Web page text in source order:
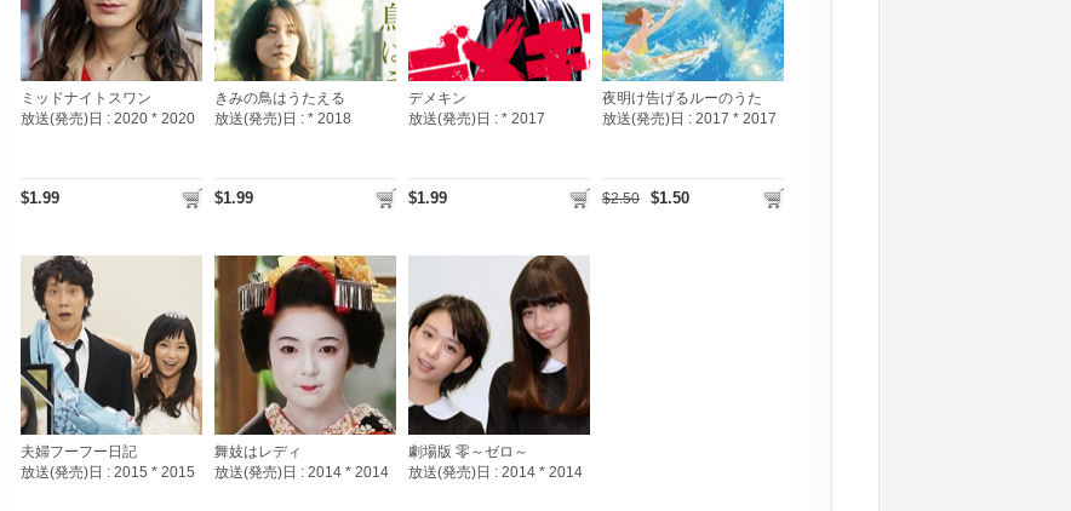
ミッドナイトスワン
放送(発売)日 : 2020 * 2020
$1.99
きみの鳥はうたえる
放送(発売)日 : * 2018
$1.99
デメキン
放送(発売)日 : * 2017
$1.99
夜明け告げるルーのうた
放送(発売)日 : 2017 * 2017
$2.50 $1.50
夫婦フーフー日記
放送(発売)日 : 2015 * 2015
舞妓はレディ
放送(発売)日 : 2014 * 2014
劇場版 零～ゼロ～
放送(発売)日 : 2014 * 2014